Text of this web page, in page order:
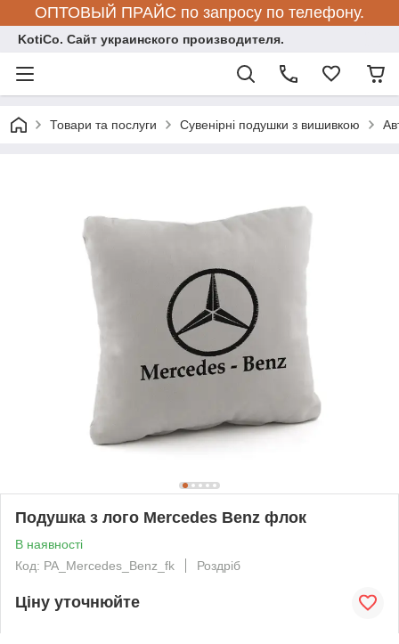
ОПТОВЫЙ ПРАЙС по запросу по телефону.
KotiCo. Сайт украинского производителя.
Товари та послуги Сувенірні подушки з вишивкою
Подушка з лого Mercedes Benz флок
В наявності
Код: PA_Mercedes_Benz_fk
Роздріб
Ціну уточнюйте